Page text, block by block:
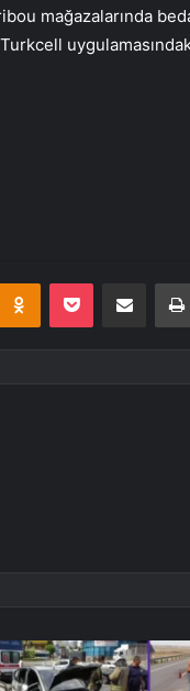
mağazalarında
Odnoklassniki
Pocket E-Posta ile paylaş